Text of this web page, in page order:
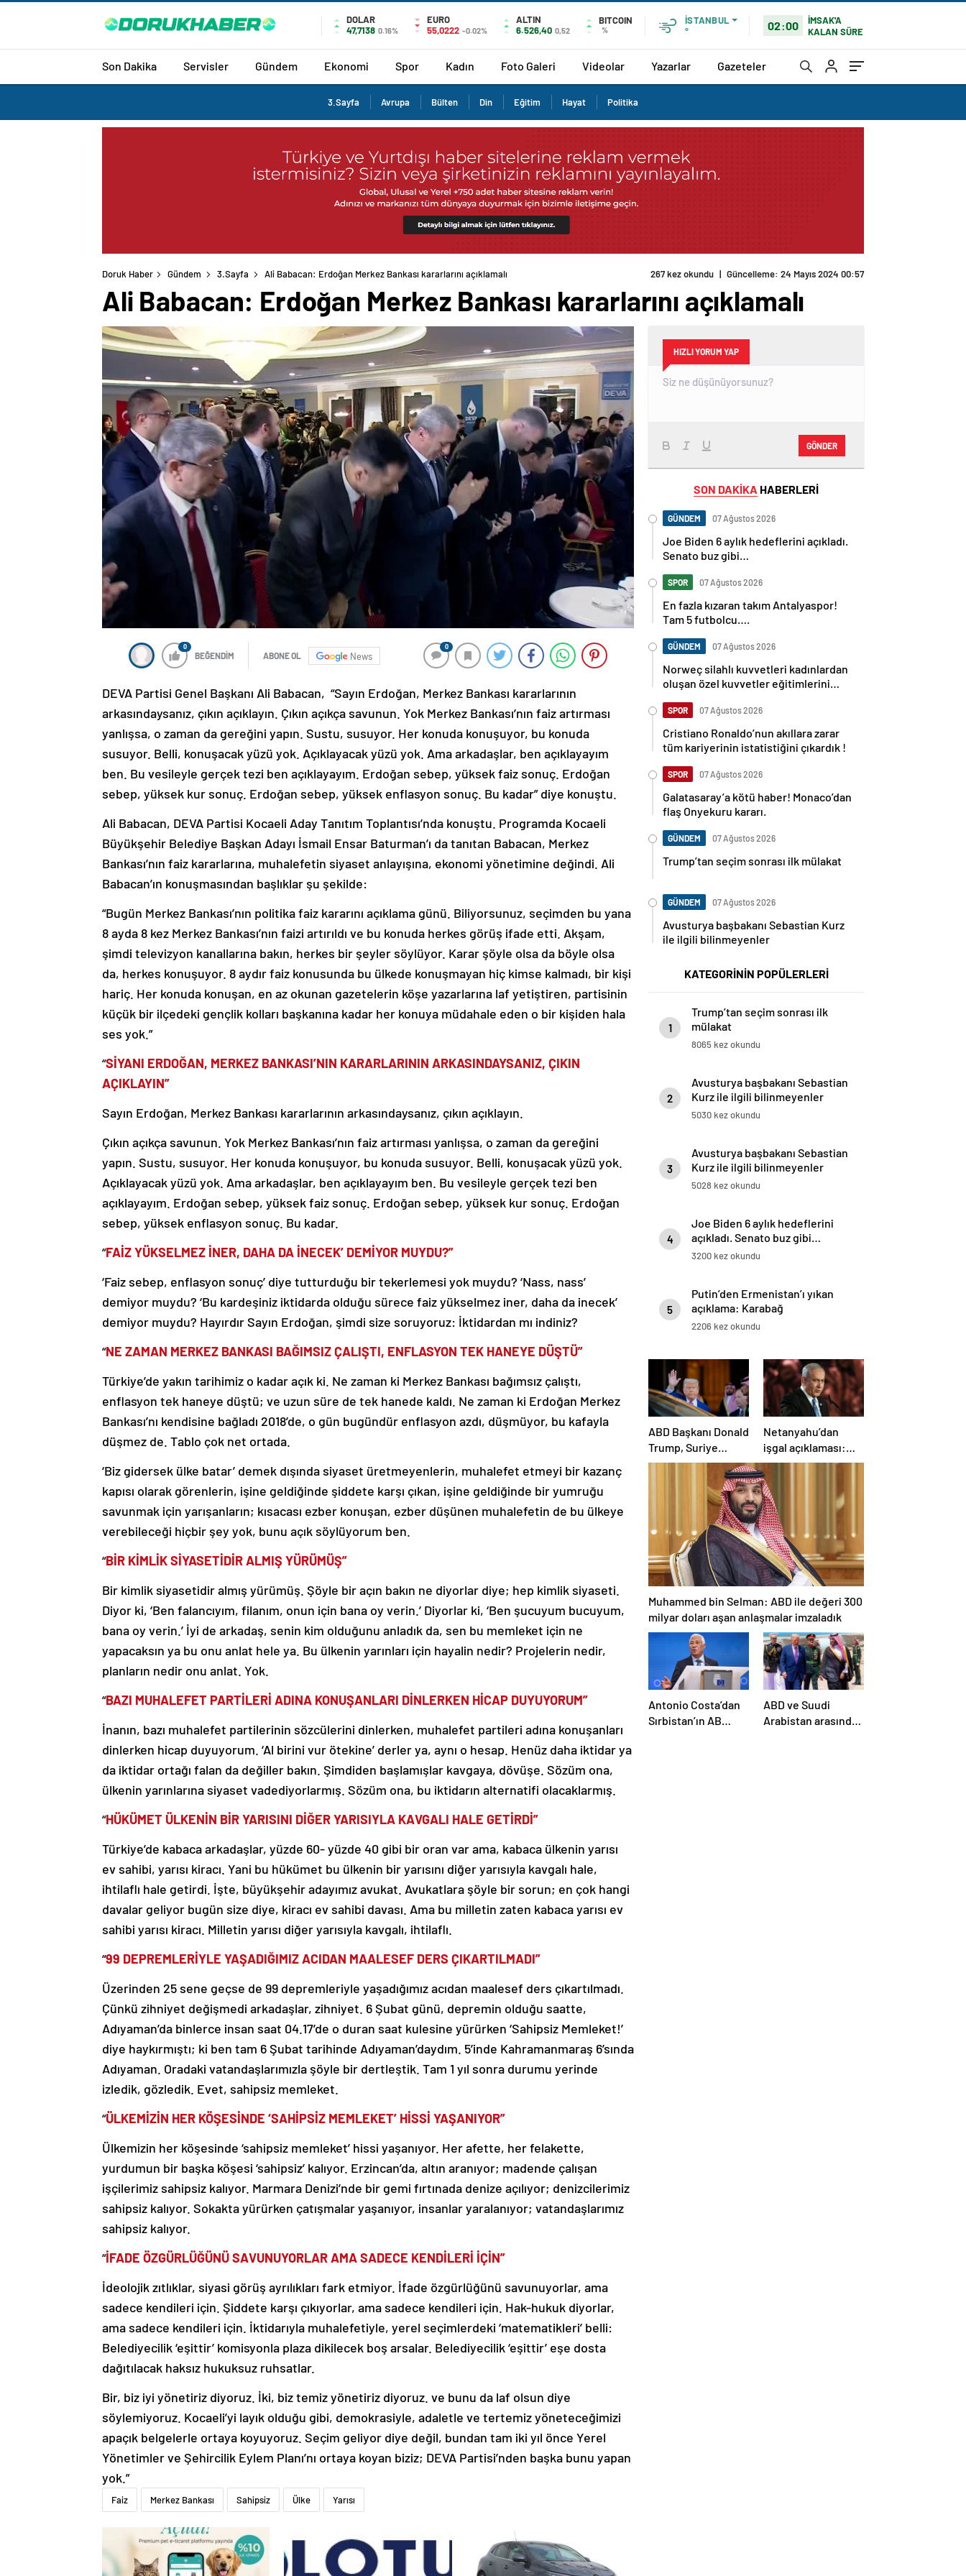
DOLAR
47,7138 0.16%
EURO
55,0222 -0.02%
ALTIN
6.526,40 0,52
BITCOIN
%
İSTANBUL
°
02:00
İMSAK'A
KALAN SÜRE
Son Dakika Servisler Gündem Ekonomi Spor Kadın Foto Galeri Videolar Yazarlar Gazeteler
3.Sayfa Avrupa Bülten Din Eğitim Hayat Politika
Doruk Haber Gündem 3.Sayfa Ali Babacan: Erdoğan Merkez Bankası kararlarını açıklamalı
Ali Babacan: Erdoğan Merkez Bankası kararlarını açıklamalı
0
BEĞENDİM ABONE OL News
0
DEVA Partisi Genel Başkanı Ali Babacan, “Sayın Erdoğan, Merkez Bankası kararlarının
arkasındaysanız, çıkın açıklayın. Çıkın açıkça savunun. Yok Merkez Bankası’nın faiz artırması
yanlışsa, o zaman da gereğini yapın. Sustu, susuyor. Her konuda konuşuyor, bu konuda
susuyor. Belli, konuşacak yüzü yok. Açıklayacak yüzü yok. Ama arkadaşlar, ben açıklayayım
ben. Bu vesileyle gerçek tezi ben açıklayayım. Erdoğan sebep, yüksek faiz sonuç. Erdoğan
sebep, yüksek kur sonuç. Erdoğan sebep, yüksek enflasyon sonuç. Bu kadar” diye konuştu.
Ali Babacan, DEVA Partisi Kocaeli Aday Tanıtım Toplantısı’nda konuştu. Programda Kocaeli
Büyükşehir Belediye Başkan Adayı İsmail Ensar Baturman’ı da tanıtan Babacan, Merkez
Bankası’nın faiz kararlarına, muhalefetin siyaset anlayışına, ekonomi yönetimine değindi. Ali
Babacan’ın konuşmasından başlıklar şu şekilde:
“Bugün Merkez Bankası’nın politika faiz kararını açıklama günü. Biliyorsunuz, seçimden bu yana
8 ayda 8 kez Merkez Bankası’nın faizi artırıldı ve bu konuda herkes görüş ifade etti. Akşam,
şimdi televizyon kanallarına bakın, herkes bir şeyler söylüyor. Karar şöyle olsa da böyle olsa
da, herkes konuşuyor. 8 aydır faiz konusunda bu ülkede konuşmayan hiç kimse kalmadı, bir kişi
hariç. Her konuda konuşan, en az okunan gazetelerin köşe yazarlarına laf yetiştiren, partisinin
küçük bir ilçedeki gençlik kolları başkanına kadar her konuya müdahale eden o bir kişiden hala
ses yok.”
“SİYANI ERDOĞAN, MERKEZ BANKASI’NIN KARARLARININ ARKASINDAYSANIZ, ÇIKIN
AÇIKLAYIN”
Sayın Erdoğan, Merkez Bankası kararlarının arkasındaysanız, çıkın açıklayın.
Çıkın açıkça savunun. Yok Merkez Bankası’nın faiz artırması yanlışsa, o zaman da gereğini
yapın. Sustu, susuyor. Her konuda konuşuyor, bu konuda susuyor. Belli, konuşacak yüzü yok.
Açıklayacak yüzü yok. Ama arkadaşlar, ben açıklayayım ben. Bu vesileyle gerçek tezi ben
açıklayayım. Erdoğan sebep, yüksek faiz sonuç. Erdoğan sebep, yüksek kur sonuç. Erdoğan
sebep, yüksek enflasyon sonuç. Bu kadar.
“FAİZ YÜKSELMEZ İNER, DAHA DA İNECEK’ DEMİYOR MUYDU?”
‘Faiz sebep, enflasyon sonuç’ diye tutturduğu bir tekerlemesi yok muydu? ‘Nass, nass’
demiyor muydu? ‘Bu kardeşiniz iktidarda olduğu sürece faiz yükselmez iner, daha da inecek’
demiyor muydu? Hayırdır Sayın Erdoğan, şimdi size soruyoruz: İktidardan mı indiniz?
“NE ZAMAN MERKEZ BANKASI BAĞIMSIZ ÇALIŞTI, ENFLASYON TEK HANEYE DÜŞTÜ”
Türkiye’de yakın tarihimiz o kadar açık ki. Ne zaman ki Merkez Bankası bağımsız çalıştı,
enflasyon tek haneye düştü; ve uzun süre de tek hanede kaldı. Ne zaman ki Erdoğan Merkez
Bankası’nı kendisine bağladı 2018’de, o gün bugündür enflasyon azdı, düşmüyor, bu kafayla
düşmez de. Tablo çok net ortada.
‘Biz gidersek ülke batar’ demek dışında siyaset üretmeyenlerin, muhalefet etmeyi bir kazanç
kapısı olarak görenlerin, işine geldiğinde şiddete karşı çıkan, işine geldiğinde bir yumruğu
savunmak için yarışanların; kısacası ezber konuşan, ezber düşünen muhalefetin de bu ülkeye
verebileceği hiçbir şey yok, bunu açık söylüyorum ben.
“BİR KİMLİK SİYASETİDİR ALMIŞ YÜRÜMÜŞ”
Bir kimlik siyasetidir almış yürümüş. Şöyle bir açın bakın ne diyorlar diye; hep kimlik siyaseti.
Diyor ki, ‘Ben falancıyım, filanım, onun için bana oy verin.’ Diyorlar ki, ‘Ben şucuyum bucuyum,
bana oy verin.’ İyi de arkadaş, senin kim olduğunu anladık da, sen bu memleket için ne
yapacaksın ya bu onu anlat hele ya. Bu ülkenin yarınları için hayalin nedir? Projelerin nedir,
planların nedir onu anlat. Yok.
“BAZI MUHALEFET PARTİLERİ ADINA KONUŞANLARI DİNLERKEN HİCAP DUYUYORUM”
İnanın, bazı muhalefet partilerinin sözcülerini dinlerken, muhalefet partileri adına konuşanları
dinlerken hicap duyuyorum. ‘Al birini vur ötekine’ derler ya, aynı o hesap. Henüz daha iktidar ya
da iktidar ortağı falan da değiller bakın. Şimdiden başlamışlar kavgaya, dövüşe. Sözüm ona,
ülkenin yarınlarına siyaset vadediyorlarmış. Sözüm ona, bu iktidarın alternatifi olacaklarmış.
“HÜKÜMET ÜLKENİN BİR YARISINI DİĞER YARISIYLA KAVGALI HALE GETİRDİ”
Türkiye’de kabaca arkadaşlar, yüzde 60- yüzde 40 gibi bir oran var ama, kabaca ülkenin yarısı
ev sahibi, yarısı kiracı. Yani bu hükümet bu ülkenin bir yarısını diğer yarısıyla kavgalı hale,
ihtilaflı hale getirdi. İşte, büyükşehir adayımız avukat. Avukatlara şöyle bir sorun; en çok hangi
davalar geliyor bugün size diye, kiracı ev sahibi davası. Ama bu milletin zaten kabaca yarısı ev
sahibi yarısı kiracı. Milletin yarısı diğer yarısıyla kavgalı, ihtilaflı.
“99 DEPREMLERİYLE YAŞADIĞIMIZ ACIDAN MAALESEF DERS ÇIKARTILMADI”
Üzerinden 25 sene geçse de 99 depremleriyle yaşadığımız acıdan maalesef ders çıkartılmadı.
Çünkü zihniyet değişmedi arkadaşlar, zihniyet. 6 Şubat günü, depremin olduğu saatte,
Adıyaman’da binlerce insan saat 04.17’de o duran saat kulesine yürürken ‘Sahipsiz Memleket!’
diye haykırmıştı; ki ben tam 6 Şubat tarihinde Adıyaman’daydım. 5’inde Kahramanmaraş 6’sında
Adıyaman. Oradaki vatandaşlarımızla şöyle bir dertleştik. Tam 1 yıl sonra durumu yerinde
izledik, gözledik. Evet, sahipsiz memleket.
“ÜLKEMİZİN HER KÖŞESİNDE ‘SAHİPSİZ MEMLEKET’ HİSSİ YAŞANIYOR”
Ülkemizin her köşesinde ‘sahipsiz memleket’ hissi yaşanıyor. Her afette, her felakette,
yurdumun bir başka köşesi ‘sahipsiz’ kalıyor. Erzincan’da, altın aranıyor; madende çalışan
işçilerimiz sahipsiz kalıyor. Marmara Denizi’nde bir gemi fırtınada denize açılıyor; denizcilerimiz
sahipsiz kalıyor. Sokakta yürürken çatışmalar yaşanıyor, insanlar yaralanıyor; vatandaşlarımız
sahipsiz kalıyor.
“İFADE ÖZGÜRLÜĞÜNÜ SAVUNUYORLAR AMA SADECE KENDİLERİ İÇİN”
İdeolojik zıtlıklar, siyasi görüş ayrılıkları fark etmiyor. İfade özgürlüğünü savunuyorlar, ama
sadece kendileri için. Şiddete karşı çıkıyorlar, ama sadece kendileri için. Hak-hukuk diyorlar,
ama sadece kendileri için. İktidarıyla muhalefetiyle, yerel seçimlerdeki ‘matematikleri’ belli:
Belediyecilik ‘eşittir’ komisyonla plaza dikilecek boş arsalar. Belediyecilik ‘eşittir’ eşe dosta
dağıtılacak haksız hukuksuz ruhsatlar.
Bir, biz iyi yönetiriz diyoruz. İki, biz temiz yönetiriz diyoruz. ve bunu da laf olsun diye
söylemiyoruz. Kocaeli’yi layık olduğu gibi, demokrasiyle, adaletle ve tertemiz yöneteceğimizi
apaçık belgelerle ortaya koyuyoruz. Seçim geliyor diye değil, bundan tam iki yıl önce Yerel
Yönetimler ve Şehircilik Eylem Planı’nı ortaya koyan biziz; DEVA Partisi’nden başka bunu yapan
yok.”
Faiz Merkez Bankası Sahipsiz Ülke Yarısı
HIZLI YORUM YAP
GÖNDER
SON DAKİKA HABERLERİ
GÜNDEM 07 Ağustos 2026
Joe Biden 6 aylık hedeflerini açıkladı.
Senato buz gibi…
SPOR 07 Ağustos 2026
En fazla kızaran takım Antalyaspor!
Tam 5 futbolcu….
GÜNDEM 07 Ağustos 2026
Norweç silahlı kuvvetleri kadınlardan
oluşan özel kuvvetler eğitimlerini
SPOR 07 Ağustos 2026
Cristiano Ronaldo’nun akıllara zarar
tüm kariyerinin istatistiğini çıkardık !
SPOR 07 Ağustos 2026
Galatasaray’a kötü haber! Monaco’dan
flaş Onyekuru kararı.
GÜNDEM 07 Ağustos 2026
Trump’tan seçim sonrası ilk mülakat
GÜNDEM 07 Ağustos 2026
Avusturya başbakanı Sebastian Kurz
ile ilgili bilinmeyenler
KATEGORİNİN POPÜLERLERİ
1
Trump’tan seçim sonrası ilk
mülakat
8065 kez okundu
2
Avusturya başbakanı Sebastian
Kurz ile ilgili bilinmeyenler
5030 kez okundu
3
Avusturya başbakanı Sebastian
Kurz ile ilgili bilinmeyenler
5028 kez okundu
4
Joe Biden 6 aylık hedeflerini
açıkladı. Senato buz gibi…
3200 kez okundu
5
Putin’den Ermenistan’ı yıkan
açıklama: Karabağ
Azerbaycan’ın ayrılmaz bir
2206 kez okundu
ABD Başkanı Donald
Trump, Suriye
Cumhurbaşkanı
Şara ile görüşecek
Netanyahu’dan
işgal açıklaması:
İsrail ordusu, tüm
gücüyle Gazze’ye
girecek
Muhammed bin Selman: ABD ile değeri 300
milyar doları aşan anlaşmalar imzaladık
Antonio Costa’dan
Sırbistan’ın AB
ABD ve Suudi
Arabistan arasında